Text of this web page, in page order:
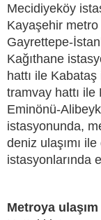
Mecidiyeköy
Kayaşehir
Gayrettepe-
Kağıthane
hattı ile
tramvay hattı
Eminönü-
istasyonunda,
deniz ulaşımı
istasyonlarında
Metroya ulaşım